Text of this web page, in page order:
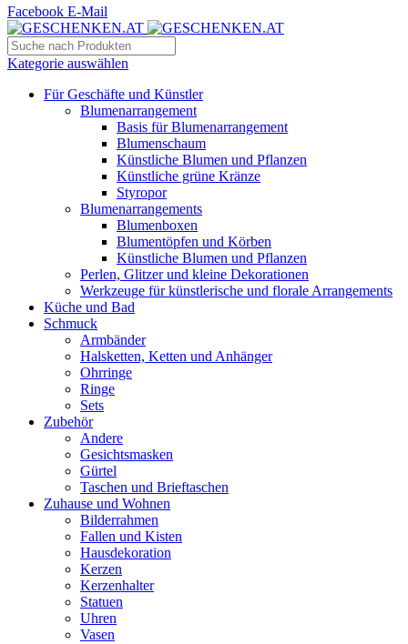
Facebook E-Mail
Kategorie auswählen
Für Geschäfte und Künstler
Blumenarrangement
Basis für Blumenarrangement
Blumenschaum
Künstliche Blumen und Pflanzen
Künstliche grüne Kränze
Styropor
Blumenarrangements
Blumenboxen
Blumentöpfen und Körben
Künstliche Blumen und Pflanzen
Perlen, Glitzer und kleine Dekorationen
Werkzeuge für künstlerische und florale Arrangements
Küche und Bad
Schmuck
Armbänder
Halsketten, Ketten und Anhänger
Ohrringe
Ringe
Sets
Zubehör
Andere
Gesichtsmasken
Gürtel
Taschen und Brieftaschen
Zuhause und Wohnen
Bilderrahmen
Fallen und Kisten
Hausdekoration
Kerzen
Kerzenhalter
Statuen
Uhren
Vasen